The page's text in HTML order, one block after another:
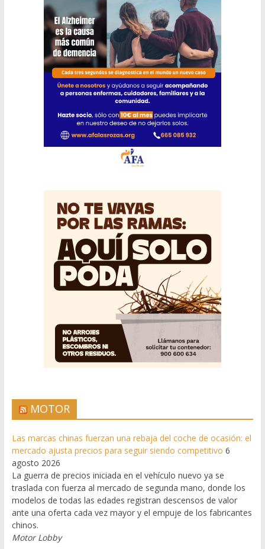
MOTOR
Las marcas chinas fuerzan una rebaja del coche de ocasión: el
mercado ajusta precios para seguir siendo competitivo 6
agosto 2026
La guerra de precios iniciada en el vehículo nuevo ya se
traslada con fuerza al mercado de segunda mano, donde los
modelos de todas las edades registran descensos de valor
ante una oferta cada vez mayor y el empuje de los fabricantes
chinos.
Motor Lobby